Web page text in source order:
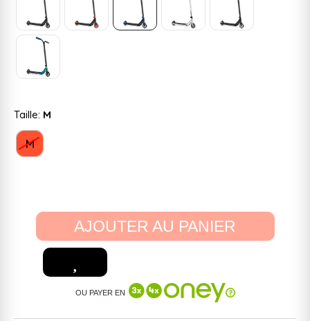
Taille: M
M
AJOUTER AU PANIER
OU PAYER EN